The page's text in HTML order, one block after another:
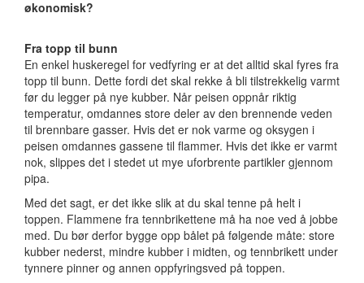
økonomisk?
Fra topp til bunn
En enkel huskeregel for vedfyring er at det alltid skal fyres fra
topp til bunn. Dette fordi det skal rekke å bli tilstrekkelig varmt
før du legger på nye kubber. Når peisen oppnår riktig
temperatur, omdannes store deler av den brennende veden
til brennbare gasser. Hvis det er nok varme og oksygen i
peisen omdannes gassene til flammer. Hvis det ikke er varmt
nok, slippes det i stedet ut mye uforbrente partikler gjennom
pipa.
Med det sagt, er det ikke slik at du skal tenne på helt i
toppen. Flammene fra tennbrikettene må ha noe ved å jobbe
med. Du bør derfor bygge opp bålet på følgende måte: store
kubber nederst, mindre kubber i midten, og tennbrikett under
tynnere pinner og annen oppfyringsved på toppen.